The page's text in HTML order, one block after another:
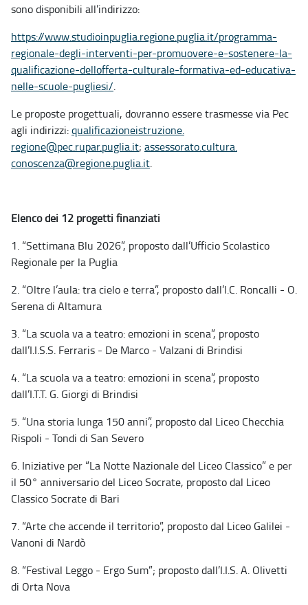
sono disponibili all’indirizzo:
https://www.studioinpuglia.regione.puglia.it/programma-
regionale-degli-interventi-per-promuovere-e-sostenere-la-
qualificazione-dellofferta-culturale-formativa-ed-educativa-
nelle-scuole-pugliesi/.
Le proposte progettuali, dovranno essere trasmesse via Pec
agli indirizzi:qualificazioneistruzione.
regione@pec.rupar.puglia.it; assessorato.cultura.
conoscenza@regione.puglia.it.
Elenco dei 12 progetti finanziati
1. “Settimana Blu 2026”, proposto dall’Ufficio Scolastico
Regionale per la Puglia
2. “Oltre l’aula: tra cielo e terra”, proposto dall’I.C. Roncalli - O.
Serena di Altamura
3. “La scuola va a teatro: emozioni in scena”, proposto
dall’I.I.S.S. Ferraris - De Marco - Valzani di Brindisi
4. “La scuola va a teatro: emozioni in scena”, proposto
dall’I.T.T. G. Giorgi di Brindisi
5. “Una storia lunga 150 anni”, proposto dal Liceo Checchia
Rispoli - Tondi di San Severo
6. Iniziative per “La Notte Nazionale del Liceo Classico” e per
il 50° anniversario del Liceo Socrate, proposto dal Liceo
Classico Socrate di Bari
7. “Arte che accende il territorio”, proposto dal Liceo Galilei -
Vanoni di Nardò
8. “Festival Leggo - Ergo Sum”; proposto dall’I.I.S. A. Olivetti
di Orta Nova